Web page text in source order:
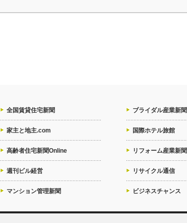
全国賃貸住宅新聞
家主と地主.com
高齢者住宅新聞Online
週刊ビル経営
マンション管理新聞
ブライダル産業新聞
国際ホテル旅館
リフォーム産業新聞
リサイクル通信
ビジネスチャンス